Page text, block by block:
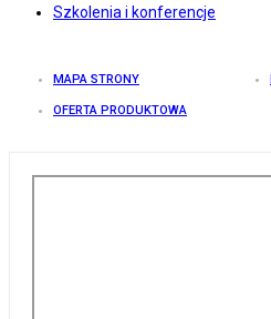
Szkolenia i konferencje
MAPA STRONY
OFERTA PRODUKTOWA